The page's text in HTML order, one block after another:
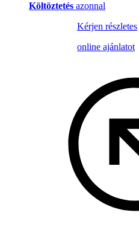
Költöztetés azonnal
Kérjen részletes
online ajánlatot